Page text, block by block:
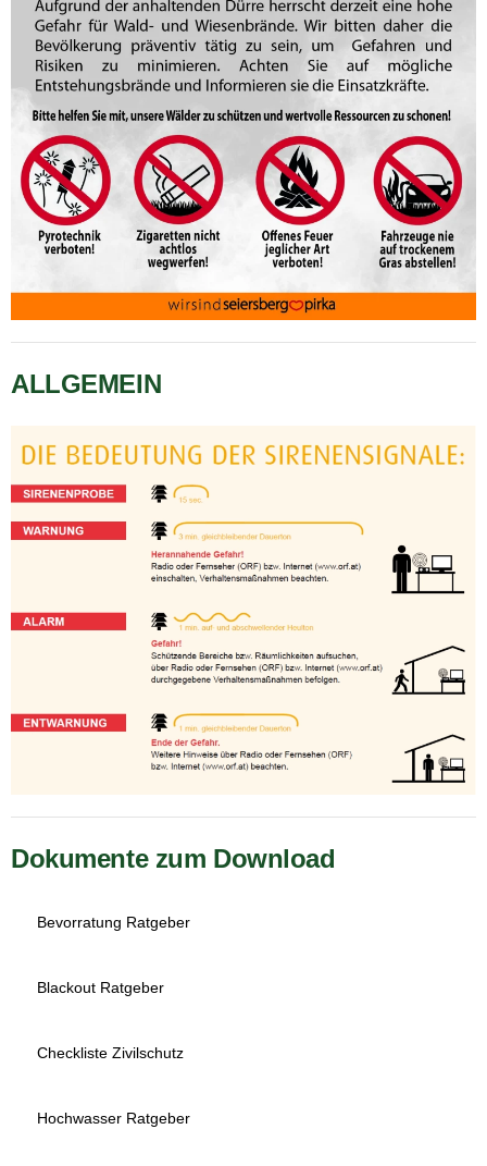
ALLGEMEIN
Dokumente zum Download
Bevorratung Ratgeber
Blackout Ratgeber
Checkliste Zivilschutz
Hochwasser Ratgeber